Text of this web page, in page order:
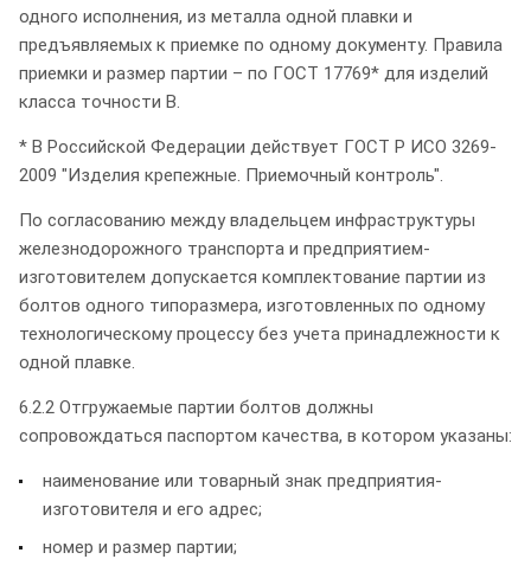
одного исполнения, из металла одной плавки и
предъявляемых к приемке по одному документу. Правила
приемки и размер партии – по ГОСТ 17769* для изделий
класса точности В.
* В Российской Федерации действует ГОСТ Р ИСО 3269-
2009 "Изделия крепежные. Приемочный контроль".
По согласованию между владельцем инфраструктуры
железнодорожного транспорта и предприятием-
изготовителем допускается комплектование партии из
болтов одного типоразмера, изготовленных по одному
технологическому процессу без учета принадлежности к
одной плавке.
6.2.2 Отгружаемые партии болтов должны
сопровождаться паспортом качества, в котором указаны:
наименование или товарный знак предприятия-
изготовителя и его адрес;
номер и размер партии;